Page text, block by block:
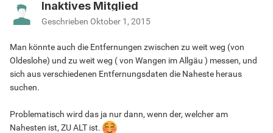
Inaktives Mitglied
Geschrieben Oktober 1, 2015
Man könnte auch die Entfernungen zwischen zu weit weg (von
Oldeslohe) und zu weit weg ( von Wangen im Allgäu ) messen, und
sich aus verschiedenen Entfernungsdaten die Naheste heraus
suchen.
Problematisch wird das ja nur dann, wenn der, welcher am
Nahesten ist, ZU ALT ist.